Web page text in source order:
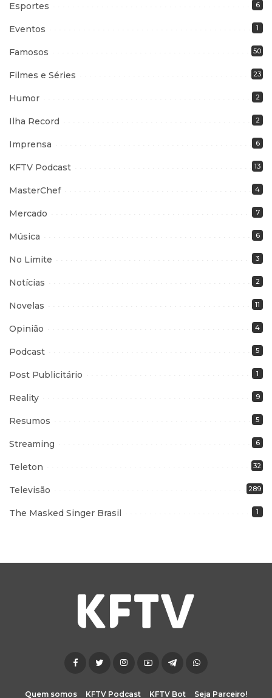
Esportes 6
Eventos 1
Famosos 50
Filmes e Séries 23
Humor 2
Ilha Record 2
Imprensa 6
KFTV Podcast 13
MasterChef 4
Mercado 7
Música 6
No Limite 3
Notícias 2
Novelas 11
Opinião 4
Podcast 5
Post Publicitário 1
Reality 9
Resumos 5
Streaming 6
Teleton 32
Televisão 289
The Masked Singer Brasil 1
Quem somos KFTV Podcast KFTV Bot Seja Parceiro!